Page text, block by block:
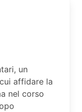
un
affidare la
nel corso